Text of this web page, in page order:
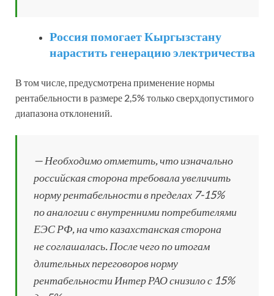
Россия помогает Кыргызстану
нарастить генерацию электричества
В том числе, предусмотрена применение нормы
рентабельности в размере 2,5% только сверхдопустимого
диапазона отклонений.
— Необходимо отметить, что изначально
российская сторона требовала увеличить
норму рентабельности в пределах 7-15%
по аналогии с внутренними потребителями
ЕЭС РФ, на что казахстанская сторона
не соглашалась. После чего по итогам
длительных переговоров норму
рентабельности Интер РАО снизило с 15%